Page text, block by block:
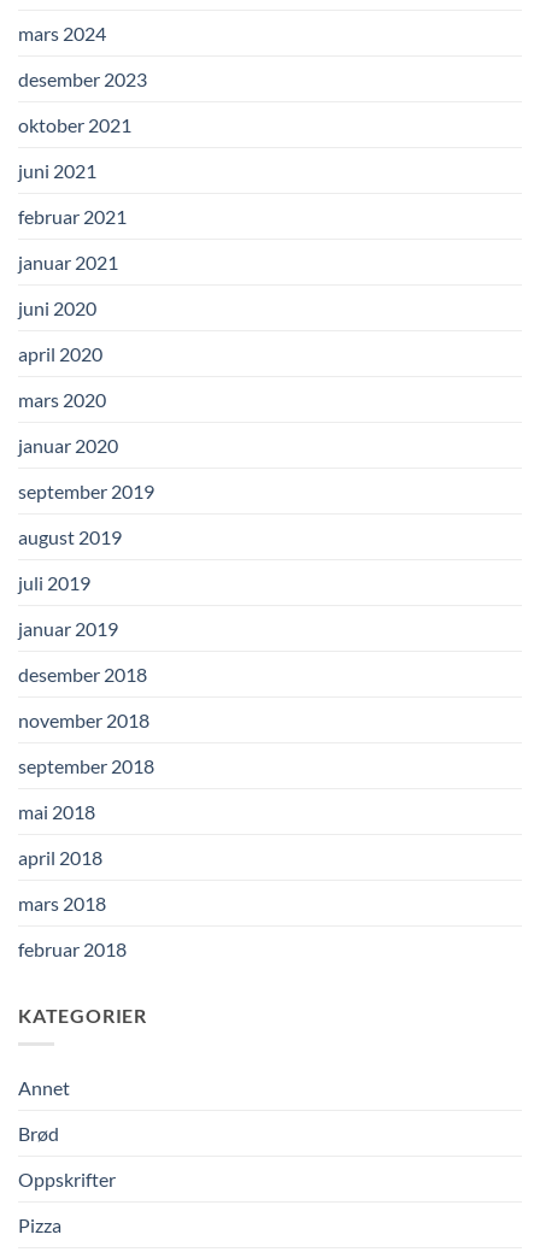
mars 2024
desember 2023
oktober 2021
juni 2021
februar 2021
januar 2021
juni 2020
april 2020
mars 2020
januar 2020
september 2019
august 2019
juli 2019
januar 2019
desember 2018
november 2018
september 2018
mai 2018
april 2018
mars 2018
februar 2018
KATEGORIER
Annet
Brød
Oppskrifter
Pizza